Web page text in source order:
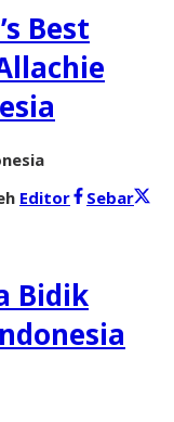
Best
Editor
Sebar
Bidik